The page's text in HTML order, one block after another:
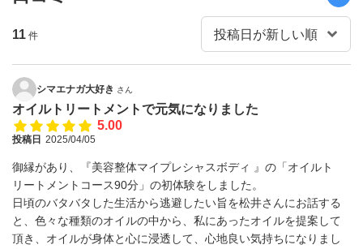
11 件
シマエナガ大好き さん
オイルトリートメントで元気になりました
5.00
投稿日 2025/04/05
御縁があり、『美容整体マイプレシャスボディ 』の「オイルト
リートメントコース90分」の初体験をしました。
日頃のバタバタした生活から逃避したい旨を松井さんにお話する
と、色々な種類のオイルの中から、私にあったオイルを提案して
頂き、オイルが身体と心に浸透して、心地良い気持ちになりまし